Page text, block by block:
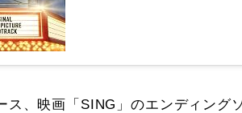
ス、映画「SING」のエンディング